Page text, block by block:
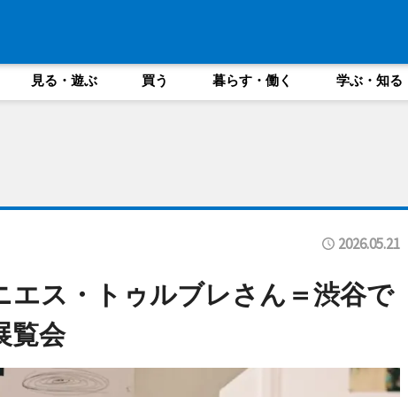
見る・遊ぶ 買う 暮らす・働く 学ぶ・知る
2026.05.21
エス・トゥルブレさん＝渋谷で
覧会